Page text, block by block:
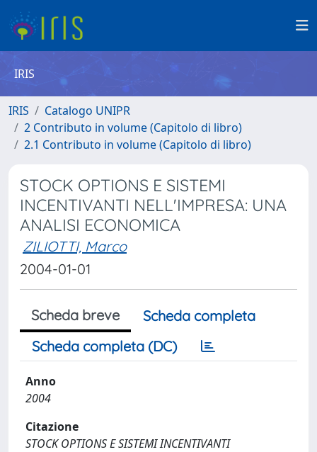
IRIS
IRIS
Catalogo UNIPR
2 Contributo in volume (Capitolo di libro)
2.1 Contributo in volume (Capitolo di libro)
STOCK OPTIONS E SISTEMI
INCENTIVANTI NELL'IMPRESA: UNA
ANALISI ECONOMICA
ZILIOTTI, Marco
2004-01-01
Scheda breve
Scheda completa
Scheda completa (DC)
Anno
2004
Citazione
STOCK OPTIONS E SISTEMI INCENTIVANTI